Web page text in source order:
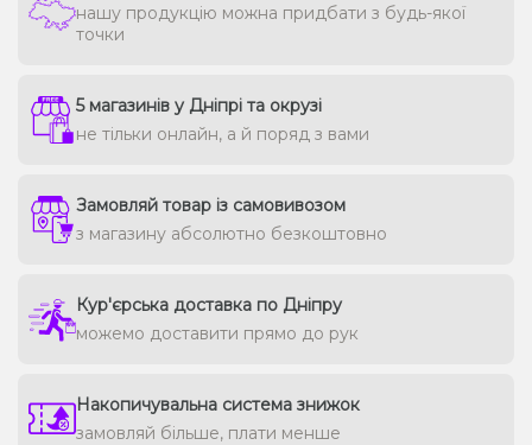
нашу продукцію можна придбати з будь-якої
точки
5 магазинів у Дніпрі та окрузі
не тільки онлайн, а й поряд з вами
Замовляй товар із самовивозом
з магазину абсолютно безкоштовно
Кур'єрська доставка по Дніпру
можемо доставити прямо до рук
Накопичувальна система знижок
замовляй більше, плати менше